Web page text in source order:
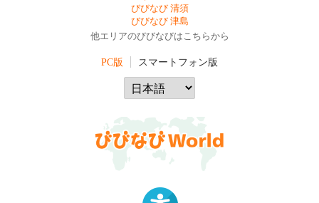
びびなび 清須
びびなび 津島
他エリアのびびなびはこちらから
PC版 スマートフォン版